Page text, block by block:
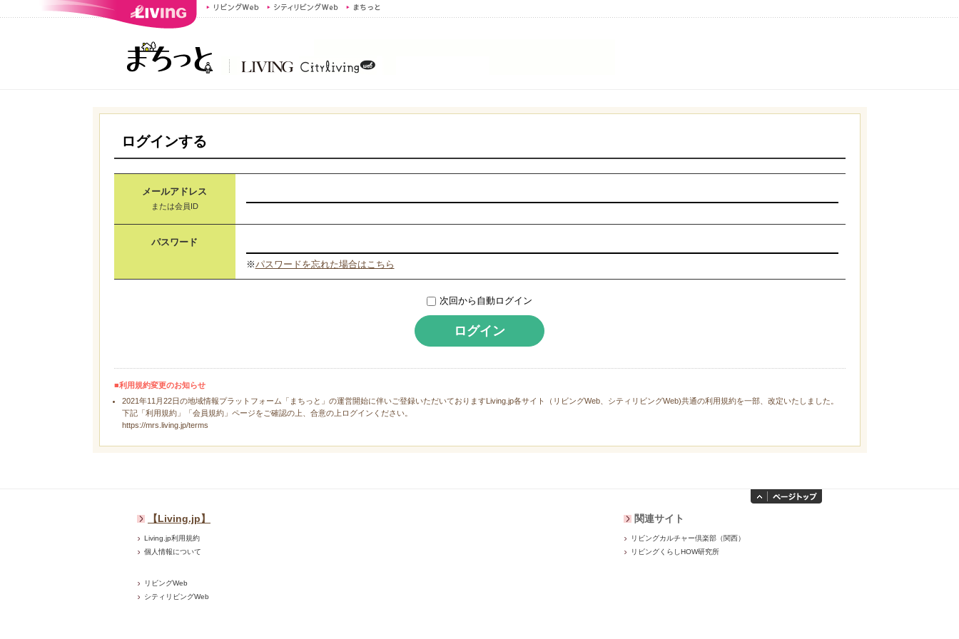
ログインする
メールアドレス
または会員ID
パスワード
※パスワードを忘れた場合はこちら
次回から自動ログイン
ログイン
■利用規約変更のお知らせ
2021年11月22日の地域情報プラットフォーム「まちっと」の運営開始に伴いご登録いただいておりますLiving.jp各サイト（リビングWeb、シティリビングWeb)共通の利用規約を一部、改定いたしました。
下記「利用規約」「会員規約」ページをご確認の上、合意の上ログインください。
https://mrs.living.jp/terms
【Living.jp】
Living.jp利用規約
個人情報について
リビングWeb
シティリビングWeb
関連サイト
リビングカルチャー倶楽部（関西）
リビングくらしHOW研究所